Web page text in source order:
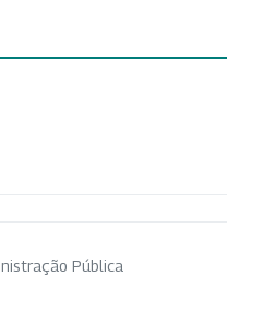
Pública